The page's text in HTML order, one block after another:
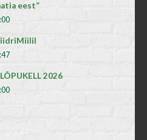
eest”
2026